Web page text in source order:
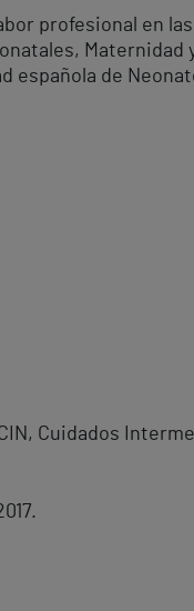
profesional en
Maternidad
de
Cuidados